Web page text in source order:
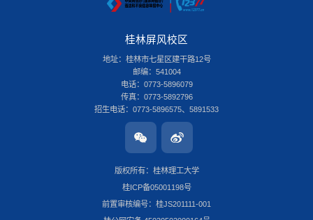
桂林屏风校区
地址：桂林市七星区建干路12号
邮编：541004
电话：0773-5896079
传真：0773-5892796
招生电话：0773-5896575、5891533
桂林雁山校区
地址：桂林市雁山区雁山街319号
电话：0773-3696580
传真：0773-8986516
招生电话：0773-3678379
版权所有：桂林理工大学
桂ICP备05001198号
前置审核编号：桂JS201111-001